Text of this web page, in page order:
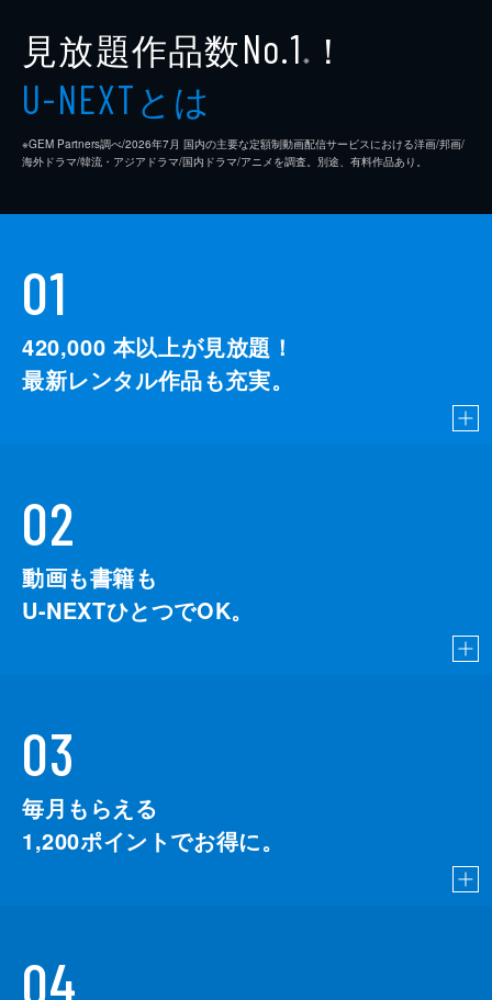
見放題作品数No.1 ※ ！
U-NEXTとは
※GEM Partners調べ/2026年7⽉ 国内の主要な定額制動画配信サービスにおける洋画/邦画/
海外ドラマ/韓流・アジアドラマ/国内ドラマ/アニメを調査。別途、有料作品あり。
01
420,000 本以上が見放題！
最新レンタル作品も充実。
02
動画も書籍も
U-NEXTひとつでOK。
03
毎月もらえる
1,200ポイントでお得に。
04